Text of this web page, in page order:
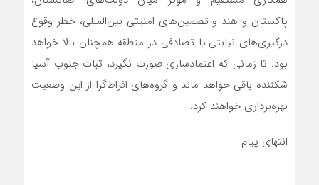
پاکستان و هند و تضمین‌های امنیتی بین‌المللی، خطر وقوع
درگیری‌های نیابتی یا تصادفی در منطقه همچنان بالا خواهد
بود. تا زمانی که اعتمادسازی صورت نگیرد، ثبات جنوب آسیا
شکننده باقی خواهد ماند و گروه‌های افراط‌گرا از این وضعیت
بهره‌برداری خواهند کرد.
انتهای پیام